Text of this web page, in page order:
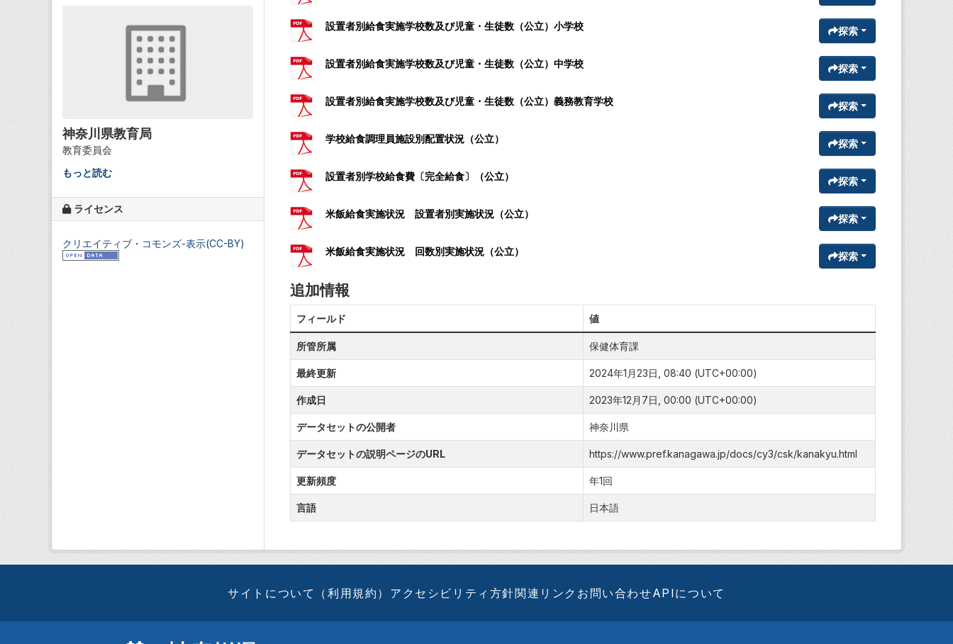
神奈川県教育局
教育委員会
もっと読む
ライセンス
クリエイティブ・コモンズ-表示(CC-BY)
設置者別給食実施学校数及び児童・生徒数（公立）小学校 探索
設置者別給食実施学校数及び児童・生徒数（公立）中学校 探索
設置者別給食実施学校数及び児童・生徒数（公立）義務教育学校 探索
学校給食調理員施設別配置状況（公立） 探索
設置者別学校給食費〔完全給食〕（公立） 探索
米飯給食実施状況 設置者別実施状況（公立） 探索
米飯給食実施状況 回数別実施状況（公立） 探索
追加情報
フィールド 値
所管所属 保健体育課
最終更新 2024年1月23日, 08:40 (UTC+00:00)
作成日 2023年12月7日, 00:00 (UTC+00:00)
データセットの公開者 神奈川県
データセットの説明ページのURL https://www.pref.kanagawa.jp/docs/cy3/csk/kanakyu.html
更新頻度 年1回
言語 日本語
サイトについて（利用規約） アクセシビリティ方針関連リンク お問い合わせAPIについて